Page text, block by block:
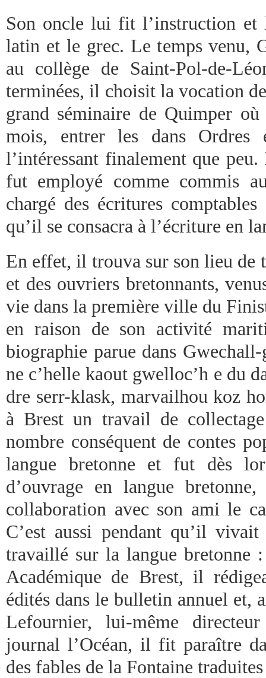
Son oncle lui fit l’instruction
latin et le grec. Le temps venu,
au collège de Saint-Pol-de-
terminées, il choisit la vocation
grand séminaire de Quimper
mois, entrer les dans
l’intéressant finalement que
fut employé comme commis
chargé des écritures
qu’il se consacra à l’écriture en
En effet, il trouva sur son lieu de
et des ouvriers bretonnants,
vie dans la première ville du
en raison de son activité
biographie parue dans
ne c’helle kaout gwelloc’h e du
dre serr-klask, marvailhou koz
à Brest un travail de
nombre conséquent de contes
langue bretonne et fut dès
d’ouvrage en langue
collaboration avec son ami le
C’est aussi pendant qu’il
travaillé sur la langue bretonne
Académique de Brest, il
édités dans le bulletin annuel
Lefournier, lui-même
journal l’Océan, il fit paraître
des fables de la Fontaine